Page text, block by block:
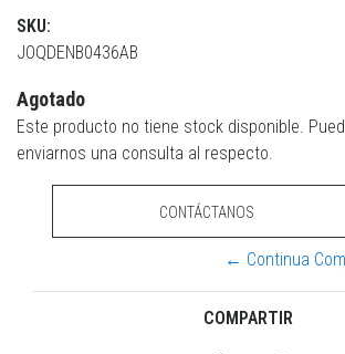
SKU:
JOQDENB0436AB
Agotado
Este producto no tiene stock disponible.
enviarnos una consulta al respecto.
CONTÁCTANOS
← Continua
COMPARTIR